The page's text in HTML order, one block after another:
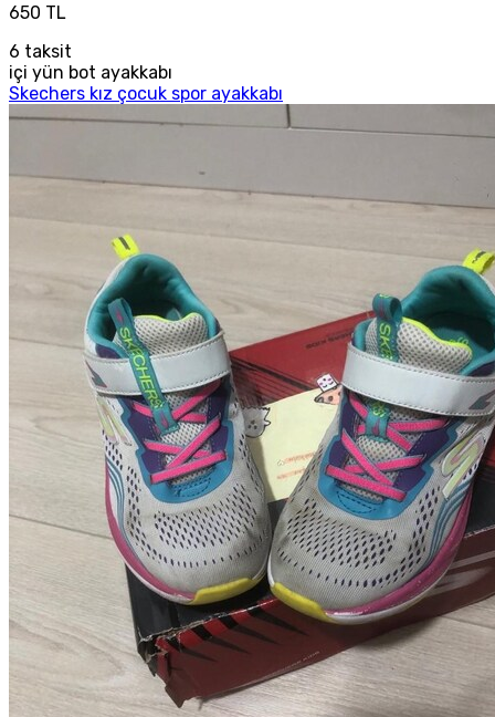
650 TL
6 taksit
içi yün bot ayakkabı
Skechers kız çocuk spor ayakkabı